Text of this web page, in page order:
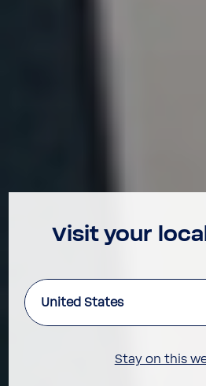
Visit your
United States
Stay on this